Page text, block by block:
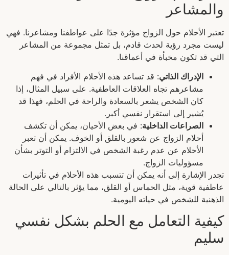
والمشاعر
تعتبر الأحلام حول الزواج مؤثرة جدًا على عواطفنا ومشاعرنا. فهي
ليست مجرد رؤية لحدث قادم، بل تمثل مجموعة من المشاعر
التي قد تكون مخبأة في أعماقنا.
الإدراك الذاتي: قد تساعد هذه الأحلام الأفراد في فهم
مشاعرهم تجاه العلاقات العاطفية. على سبيل المثال، إذا
كان الشخص يشعر بالسعادة والراحة في الحلم، فهذا قد
يُشير إلى استقرار نفسي أكبر.
الصراعات الداخلية: في بعض الأحيان، يمكن أن تكشف
أحلام الزواج عن شعور بالقلق أو الخوف. يمكن أن تعبر
الأحلام عن عدم رغبة الشخص في الالتزام أو التوتر بشأن
مسؤوليات الزواج.
تجدر الإشارة إلى أنه يمكن أن تتسبب هذه الأحلام في تأثيرات
عاطفية قوية، مثل الحماس أو القلق، مما يؤثر بالتالي على الحالة
الذهنية للشخص في حياته اليومية.
كيفية التعامل مع الحلم بشكل نفسي
سليم